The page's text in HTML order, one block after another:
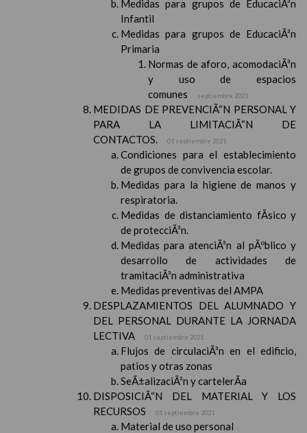
Medidas para grupos de EducaciÃ³n
Infantil
Medidas para grupos de EducaciÃ³n
Primaria
Normas de aforo, acomodaciÃ³n
y uso de espacios
comunes
septiembre 2021
MEDIDAS DE PREVENCIÃ“N PERSONAL Y
PARA LA LIMITACIÃ“N DE
CONTACTOS.
01 septiembre 2021
Condiciones para el establecimiento
de grupos de convivencia escolar.
Medidas para la higiene de manos y
respiratoria.
Medidas de distanciamiento fÃ­sico y
de protecciÃ³n.
Medidas para atenciÃ³n al pÃºblico y
desarrollo de actividades de
tramitaciÃ³n administrativa
Medidas preventivas del AMPA
DESPLAZAMIENTOS DEL ALUMNADO Y
DEL PERSONAL DURANTE LA JORNADA
LECTIVA
01 septiembre 2021
Flujos de circulaciÃ³n en el edificio,
patios y otras zonas
SeÃ±alizaciÃ³n y cartelerÃ­a
DISPOSICIÃ“N DEL MATERIAL Y LOS
RECURSOS
01 septiembre 2021
Material de uso personal